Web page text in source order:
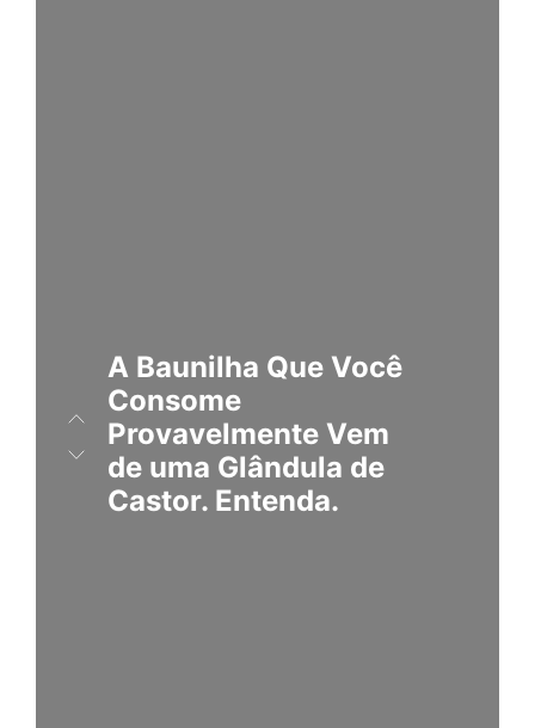
A Baunilha Que Você
Consome
Provavelmente Vem
de uma Glândula de
Castor. Entenda.